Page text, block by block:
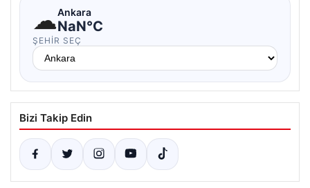
☁Ankara
NaN°C
ŞEHIR SEÇ
Bizi Takip Edin